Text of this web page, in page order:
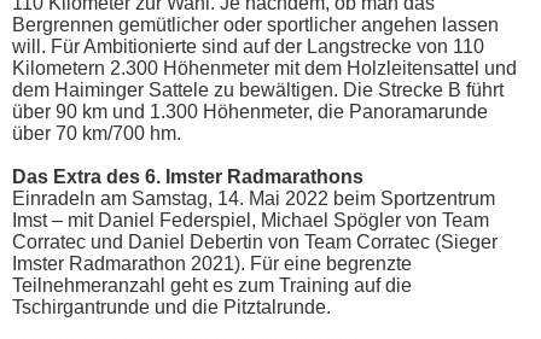
Bergrennen gemütlicher oder sportlicher angehen lassen
will. Für Ambitionierte sind auf der Langstrecke von 110
Kilometern 2.300 Höhenmeter mit dem Holzleitensattel und
dem Haiminger Sattele zu bewältigen. Die Strecke B führt
über 90 km und 1.300 Höhenmeter, die Panoramarunde
über 70 km/700 hm.
Das Extra des 6. Imster Radmarathons
Einradeln am Samstag, 14. Mai 2022 beim Sportzentrum
Imst – mit Daniel Federspiel, Michael Spögler von Team
Corratec und Daniel Debertin von Team Corratec (Sieger
Imster Radmarathon 2021). Für eine begrenzte
Teilnehmeranzahl geht es zum Training auf die
Tschirgantrunde und die Pitztalrunde.